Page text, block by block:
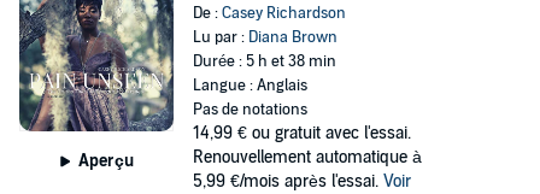
Aperçu
De :Casey Richardson
Lu par : Diana Brown
Durée : 5 h et 38 min
Langue : Anglais
Pas de notations
14,99 € ou gratuit avec l'essai.
Renouvellement automatique à
5,99 €/mois après l'essai. Voir